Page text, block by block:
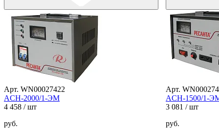
Арт. WN00027422
ACH-2000/1-ЭМ
4 458 / шт
руб.
Арт.
ACH-1500/1-
3 081 / шт
руб.